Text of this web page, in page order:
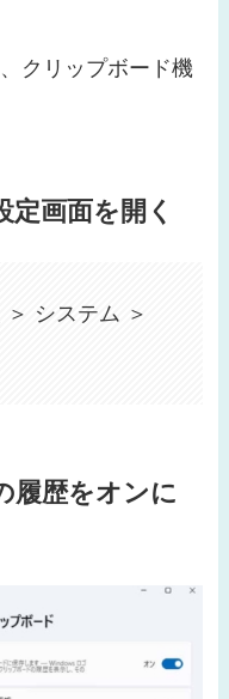
クリップボード機
画面を開く
＞ システム ＞
履歴をオンに